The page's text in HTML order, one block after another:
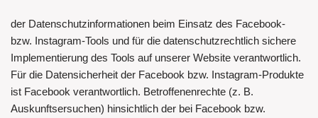
der Datenschutzinformationen beim Einsatz des Facebook-
bzw. Instagram-Tools und für die datenschutzrechtlich sichere
Implementierung des Tools auf unserer Website verantwortlich.
Für die Datensicherheit der Facebook bzw. Instagram-Produkte
ist Facebook verantwortlich. Betroffenenrechte (z. B.
Auskunftsersuchen) hinsichtlich der bei Facebook bzw.